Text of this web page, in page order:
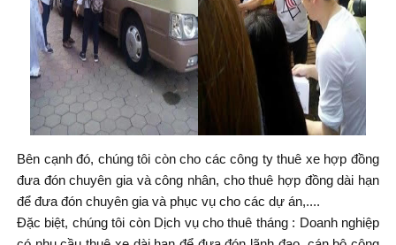
Bên cạnh đó, chúng tôi còn cho các công ty thuê xe hợp đồng
đưa đón chuyên gia và công nhân, cho thuê hợp đồng dài hạn
để đưa đón chuyên gia và phục vụ cho các dự án,....
Đặc biệt, chúng tôi còn Dịch vụ cho thuê tháng : Doanh nghiệp